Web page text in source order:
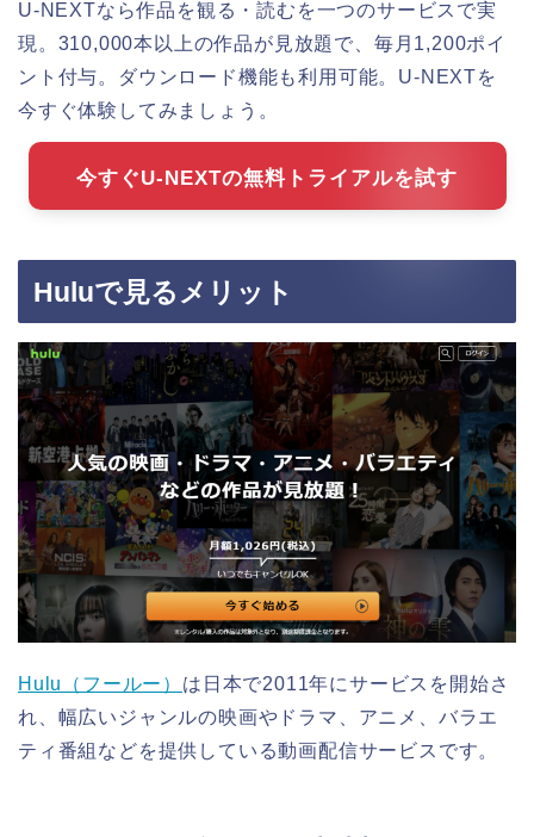
U-NEXTなら作品を観る・読むを一つのサービスで実
現。310,000本以上の作品が見放題で、毎月1,200ポイ
ント付与。ダウンロード機能も利用可能。U-NEXTを
今すぐ体験してみましょう。
今すぐU-NEXTの無料トライアルを試す
Huluで見るメリット
Hulu（フールー） は日本で2011年にサービスを開始さ
れ、幅広いジャンルの映画やドラマ、アニメ、バラエ
ティ番組などを提供している動画配信サービスです。